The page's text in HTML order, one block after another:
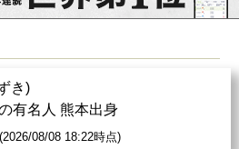
き)
有名人 熊本出身
08/08 18:22時点)